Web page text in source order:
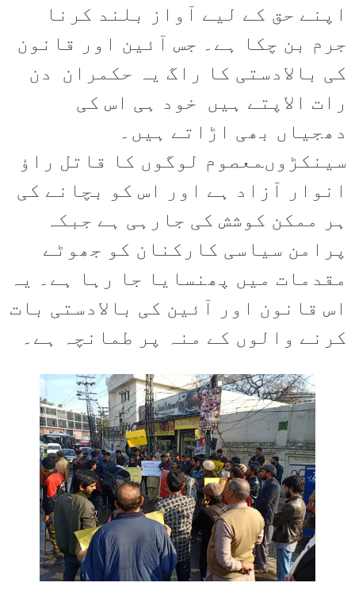
اپنے حق کے لیے آواز بلند کرنا
جرم بن چکا ہے۔ جس آئین اور قانون
کی بالادستی کا راگ یہ حکمران دن
رات الاپتے ہیں خود ہی اس کی
دھجیاں بھی اڑاتے ہیں۔
سینکڑوںمعصوم لوگوں کا قاتل راؤ
انوار آزاد ہے اور اس کو بچانے کی
ہر ممکن کوشش کی جارہی ہے جبکہ
پرامن سیاسی کارکنان کو جھوٹے
مقدمات میں پھنسایا جا رہا ہے۔ یہ
اس قانون اور آئین کی بالادستی بات
کرنے والوں کے منہ پر طمانچہ ہے۔